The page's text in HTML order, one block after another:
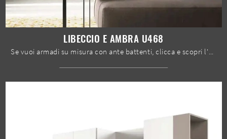
LIBECCIO E AMBRA U468
Se vuoi armadi su misura con ante battenti, clicca e scopri l'armadio Libeccio e Ambra U468 di Moretti Compact Giorno Notte in melaminico.